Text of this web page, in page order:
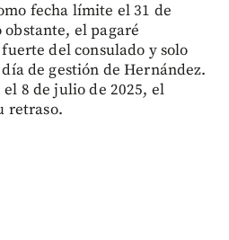
fecha límite el 31 de
el pagaré
del consulado y solo
de gestión de Hernández.
8 de julio de 2025, el
retraso.